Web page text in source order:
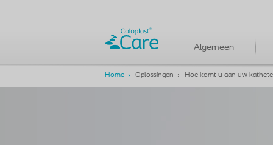
Algemeen
Home Oplossingen Hoe komt u aan uw